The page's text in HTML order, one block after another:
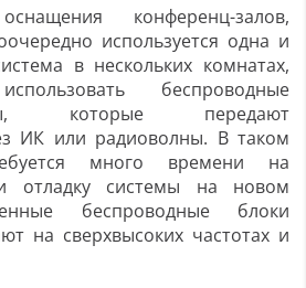
конференц-залов,
используется одна и
в нескольких комнатах,
беспроводные
которые передают
ИК или радиоволны. В таком
много времени на
и отладку системы на новом
беспроводные блоки
на сверхвысоких частотах и